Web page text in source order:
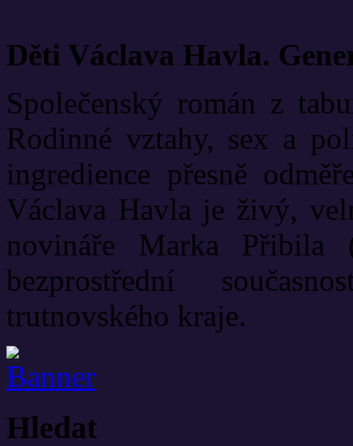
Děti Václava Havla.
Společenský román z
Rodinné vztahy, sex a
ingredience přesně
Václava Havla je živý,
novináře Marka Přibila
bezprostřední
trutnovského kraje.
Hledat